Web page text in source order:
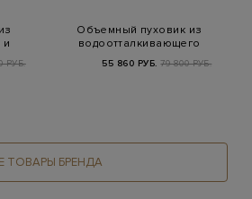
и
РУБ.
Объемный пуховик из
водоотталкивающего
55 860 РУБ. 79 800 РУБ.
ТОВАРЫ БРЕНДА